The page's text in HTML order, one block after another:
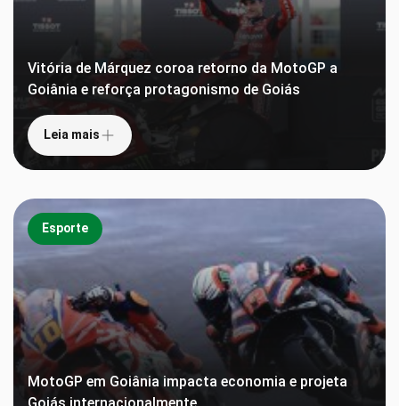
Vitória de Márquez coroa retorno da MotoGP a
Goiânia e reforça protagonismo de Goiás
Leia mais
Esporte
MotoGP em Goiânia impacta economia e projeta